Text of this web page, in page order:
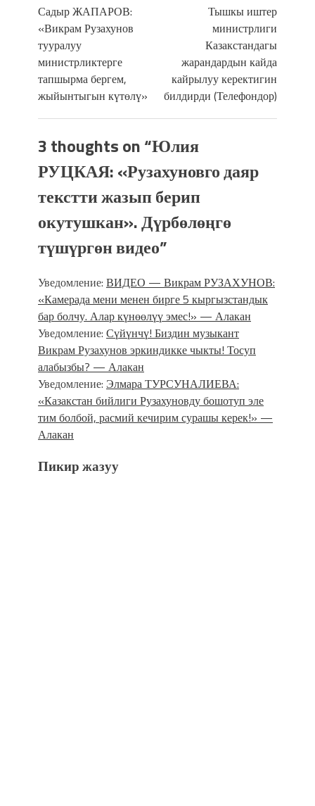
Садыр ЖАПАРОВ:
«Викрам Рузахунов
тууралуу
министрликтерге
тапшырма бергем,
жыйынтыгын күтөлү»
Тышкы иштер
министрлиги
Казакстандагы
жарандардын кайда
кайрылуу керектигин
билдирди (Телефондор)
3 thoughts on “Юлия
РУЦКАЯ: «Рузахуновго даяр
текстти жазып берип
окутушкан». Дүрбөлөңгө
түшүргөн видео”
Уведомление: ВИДЕО — Викрам РУЗАХУНОВ:
«Камерада мени менен бирге 5 кыргызстандык
бар болчу. Алар күнөөлүү эмес!» — Алакан
Уведомление: Сүйүнчү! Биздин музыкант
Викрам Рузахунов эркиндикке чыкты! Тосуп
алабызбы? — Алакан
Уведомление: Элмара ТУРСУНАЛИЕВА:
«Казакстан бийлиги Рузахуновду бошотуп эле
тим болбой, расмий кечирим сурашы керек!» —
Алакан
Пикир жазуу